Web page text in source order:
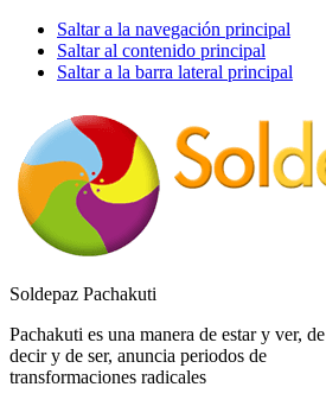
Saltar a la navegación principal
Saltar al contenido principal
Saltar a la barra lateral principal
Soldepaz Pachakuti
Pachakuti es una manera de estar y ver, de
decir y de ser, anuncia periodos de
transformaciones radicales